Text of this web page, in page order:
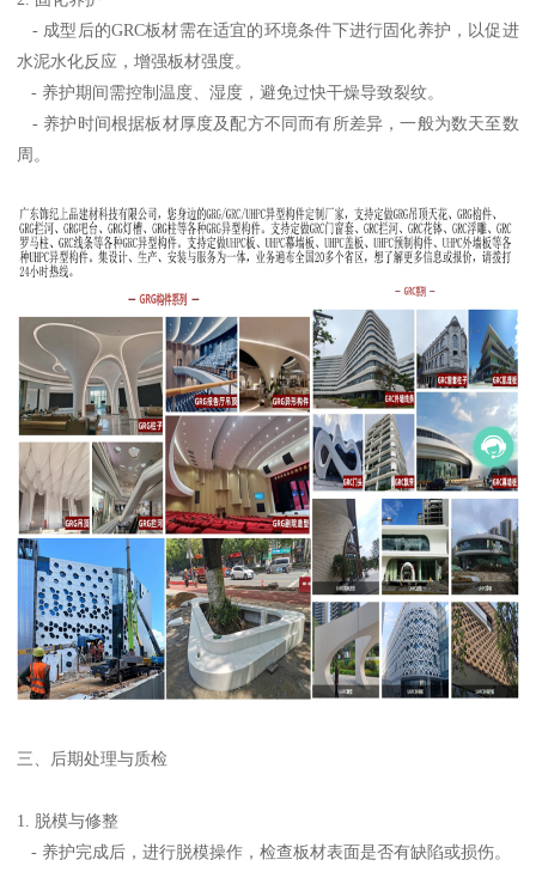
- 成型后的GRC板材需在适宜的环境条件下进行固化养护，以促进
水泥水化反应，增强板材强度。
- 养护期间需控制温度、湿度，避免过快干燥导致裂纹。
- 养护时间根据板材厚度及配方不同而有所差异，一般为数天至数
周。
三、后期处理与质检
1. 脱模与修整
- 养护完成后，进行脱模操作，检查板材表面是否有缺陷或损伤。